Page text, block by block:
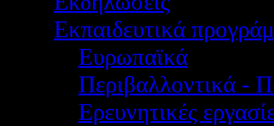
Εκπαιδευτικά
Ευρωπαϊκά
Περιβαλλοντικά -
Ερευνητικές